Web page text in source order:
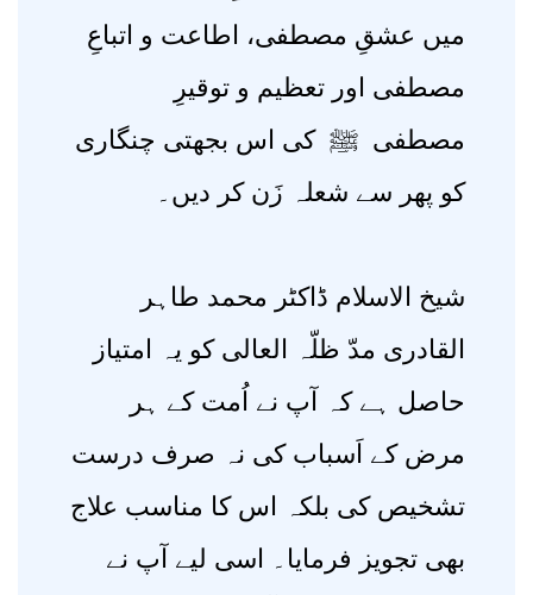
میں عشقِ مصطفی، اطاعت و اتباعِ
مصطفی اور تعظیم و توقیرِ
مصطفی ﷺ کی اس بجھتی چنگاری
کو پھر سے شعلہ زَن کر دیں۔
شیخ الاسلام ڈاکٹر محمد طاہر
القادری مدّ ظلّہ العالی کو یہ امتیاز
حاصل ہے کہ آپ نے اُمت کے ہر
مرض کے اَسباب کی نہ صرف درست
تشخیص کی بلکہ اس کا مناسب علاج
بھی تجویز فرمایا۔ اسی لیے آپ نے